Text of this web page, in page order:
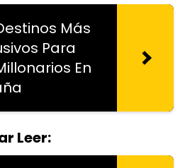
Más
Para
En
Leer: